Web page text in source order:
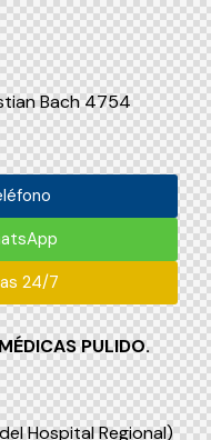
Bach 4754
24/7
PULIDO.
Hospital Regional)